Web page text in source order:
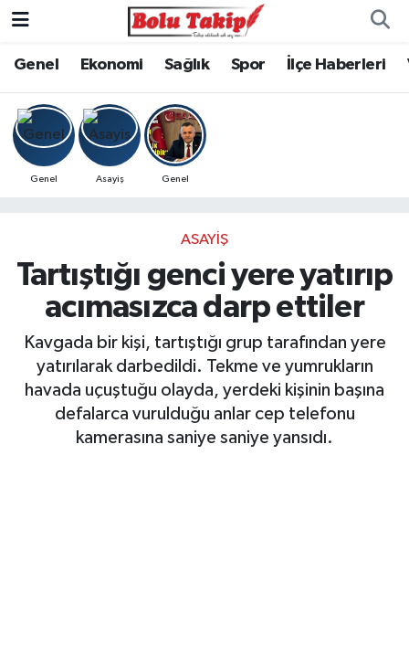
Genel Ekonomi Sağlık Spor İlçe Haberleri
Genel Asayiş Genel
ASAYIŞ
Tartıştığı genci yere yatırıp
acımasızca darp ettiler
Kavgada bir kişi, tartıştığı grup tarafından yere
yatırılarak darbedildi. Tekme ve yumrukların
havada uçuştuğu olayda, yerdeki kişinin başına
defalarca vurulduğu anlar cep telefonu
kamerasına saniye saniye yansıdı.